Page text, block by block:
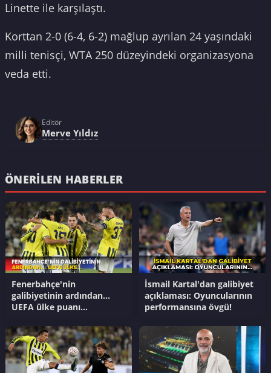
Linette ile karşılaştı.
Korttan 2-0 (6-4, 6-2) mağlup ayrılan 24 yaşındaki
milli tenisçi, WTA 250 düzeyindeki organizasyona
veda etti.
Editör
Merve Yıldız
ÖNERILEN HABERLER
Fenerbahçe'nin
galibiyetinin ardından...
UEFA ülke puanı
İsmail Kartal'dan galibiyet
açıklaması: Oyuncularının
performansına övgü!